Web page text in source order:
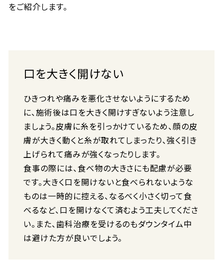
をご紹介します。
口を大きく開けない
ひきつれや痛みを悪化させないようにするため
に、施術後は口を大きく開けすぎないよう注意し
ましょう。皮膚に糸を引っかけているため、顔の皮
膚が大きく動くと糸が取れてしまったり、強く引き
上げられて痛みが強くなったりします。
食事の際には、食べ物の大きさにも配慮が必要
です。大きく口を開けないと食べられないような
ものは一時的に控える、なるべく小さく切って食
べるなど、口を開けなくて済むよう工夫してくださ
い。また、歯科治療を受けるのもダウンタイム中
は避けた方が良いでしょう。